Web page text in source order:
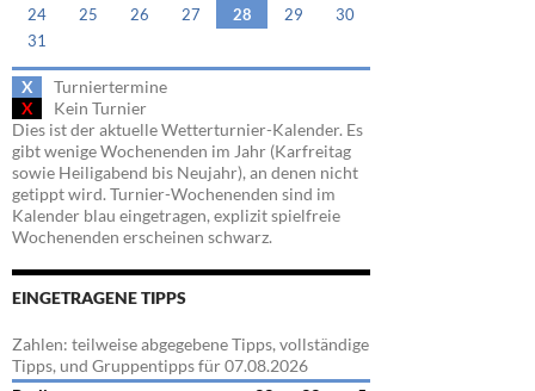
24
25 26 27 28 29
30
31
X
Turniertermine
X
Kein Turnier
Dies ist der aktuelle Wetterturnier-Kalender. Es
gibt wenige Wochenenden im Jahr (Karfreitag
sowie Heiligabend bis Neujahr), an denen nicht
getippt wird. Turnier-Wochenenden sind im
Kalender blau eingetragen, explizit spielfreie
Wochenenden erscheinen schwarz.
EINGETRAGENE TIPPS
Zahlen: teilweise abgegebene Tipps, vollständige
Tipps, und Gruppentipps für 07.08.2026